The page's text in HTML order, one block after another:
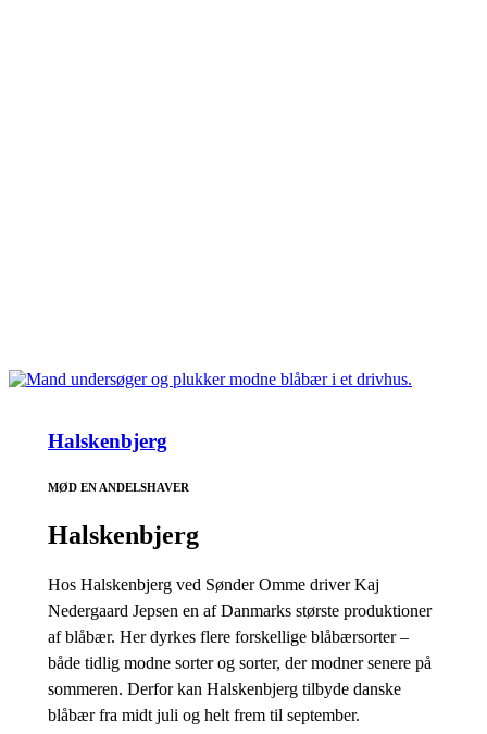
Halskenbjerg
MØD EN ANDELSHAVER
Halskenbjerg
Hos Halskenbjerg ved Sønder Omme driver Kaj
Nedergaard Jepsen en af Danmarks største produktioner
af blåbær. Her dyrkes flere forskellige blåbærsorter –
både tidlig modne sorter og sorter, der modner senere på
sommeren. Derfor kan Halskenbjerg tilbyde danske
blåbær fra midt juli og helt frem til september.